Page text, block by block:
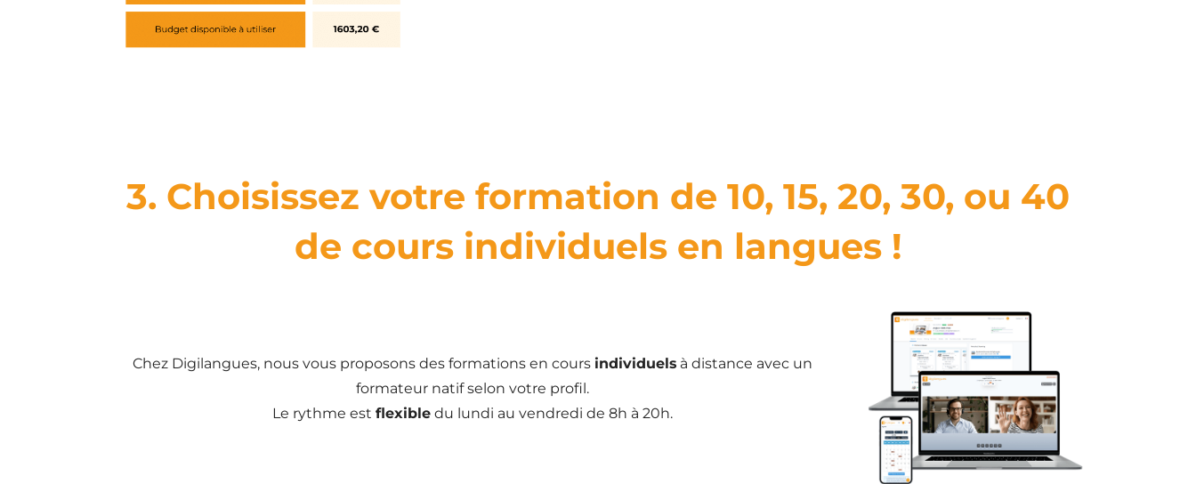
3. Choisissez votre formation de 10, 15, 20, 30, ou 40
de cours individuels en langues !
Chez Digilangues, nous vous proposons des formations en cours individuelsà distance avec un
formateur natif selon votre profil.
Le rythme est flexibledu lundi au vendredi de 8h à 20h.